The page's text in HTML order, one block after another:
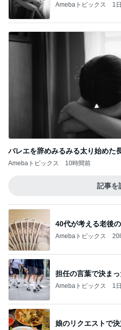
Amebaトピックス 1
バレエを辞めみるみる太り始めた
Amebaトピックス 10時間前
記事を
40代が考える老後
Amebaトピックス 20
担任の言葉で決ま
Amebaトピックス 1
娘のリクエストで